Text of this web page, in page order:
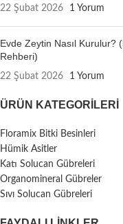
22 Şubat 2026 1 Yorum
Evde Zeytin Nasıl Kurulur?
Rehberi)
22 Şubat 2026 1 Yorum
ÜRÜN KATEGORILERI
Floramix Bitki Besinleri
Hümik Asitler
Katı Solucan Gübreleri
Organomineral Gübreler
Sıvı Solucan Gübreleri